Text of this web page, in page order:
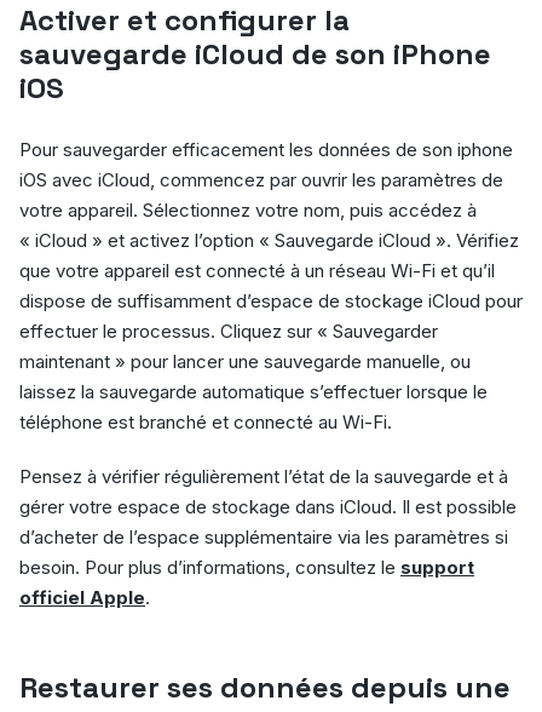
Activer et configurer la
sauvegarde iCloud de son iPhone
iOS
Pour sauvegarder efficacement les données de son iphone
iOS avec iCloud, commencez par ouvrir les paramètres de
votre appareil. Sélectionnez votre nom, puis accédez à
« iCloud » et activez l’option « Sauvegarde iCloud ». Vérifiez
que votre appareil est connecté à un réseau Wi-Fi et qu’il
dispose de suffisamment d’espace de stockage iCloud pour
effectuer le processus. Cliquez sur « Sauvegarder
maintenant » pour lancer une sauvegarde manuelle, ou
laissez la sauvegarde automatique s’effectuer lorsque le
téléphone est branché et connecté au Wi-Fi.
Pensez à vérifier régulièrement l’état de la sauvegarde et à
gérer votre espace de stockage dans iCloud. Il est possible
d’acheter de l’espace supplémentaire via les paramètres si
besoin. Pour plus d’informations, consultez le support
officiel Apple.
Restaurer ses données depuis une